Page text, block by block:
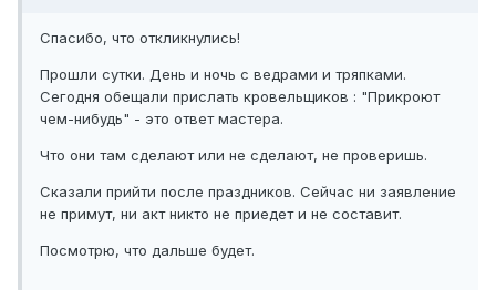
Спасибо, что откликнулись!
Прошли сутки. День и ночь с ведрами и тряпками.
Сегодня обещали прислать кровельщиков : "Прикроют
чем-нибудь" - это ответ мастера.
Что они там сделают или не сделают, не проверишь.
Сказали прийти после праздников. Сейчас ни заявление
не примут, ни акт никто не приедет и не составит.
Посмотрю, что дальше будет.